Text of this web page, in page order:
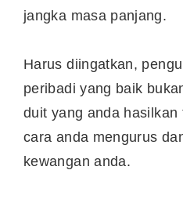
jangka masa panjang.
Harus diingatkan,
peribadi yang baik
duit yang anda
cara anda mengurus
kewangan anda.